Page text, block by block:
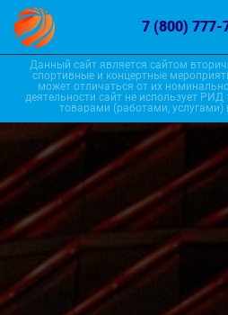
7 (800) 777-
Данный сайт является сайтом
спортивные и концертные
может отличаться от их
деятельности сайт не использует РИД
товарами (работами,